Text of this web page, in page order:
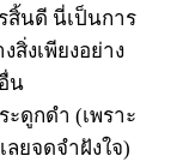
นดี นี่เป็นการ
สิ่งเพียงอย่าง
น
ะดูกดำ (เพราะ
ลยจดจำฝังใจ)